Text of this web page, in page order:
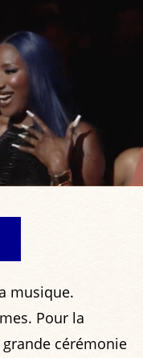
musique.
Pour la
cérémonie